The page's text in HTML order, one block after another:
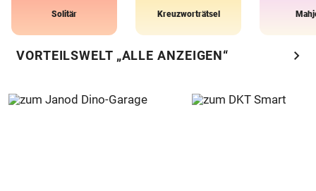
Solitär Kreuzworträtsel
VORTEILSWELT „ALLE ANZEIGEN“ chevron_right